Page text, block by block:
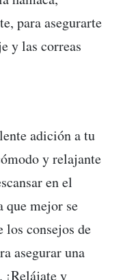
para asegurarte
y las correas
adición a tu
y relajante
en el
que mejor se
los consejos de
asegurar una
¡Relájate y